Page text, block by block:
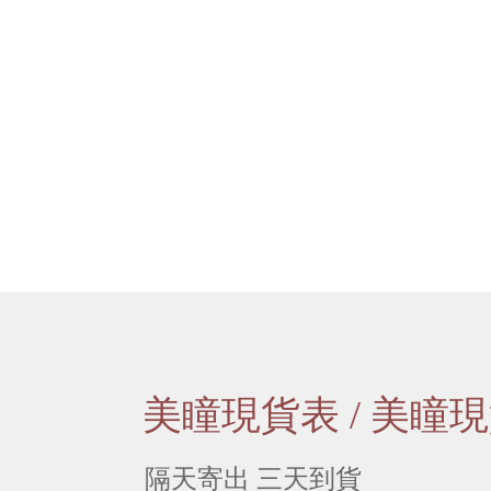
美瞳現貨表 / 美瞳
隔天寄出 三天到貨